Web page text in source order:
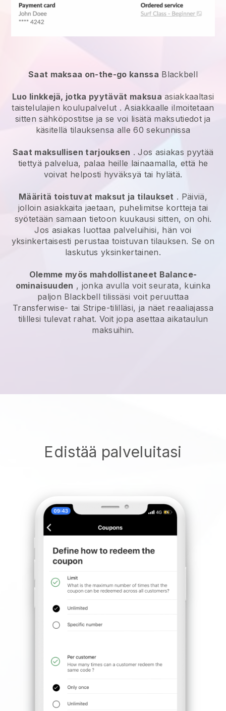
Saat maksaa on-the-go kanssa Blackbell
Luo linkkejä, jotka pyytävät maksua asiakkaaltasi
taistelulajien koulupalvelut . Asiakkaalle ilmoitetaan
sitten sähköpostitse ja se voi lisätä maksutiedot ja
käsitellä tilauksensa alle 60 sekunnissa
Saat maksullisen tarjouksen . Jos asiakas pyytää
tiettyä palvelua, palaa heille lainaamalla, että he
voivat helposti hyväksyä tai hylätä.
Määritä toistuvat maksut ja tilaukset . Päiviä,
jolloin asiakkaita jaetaan, puhelimitse kortteja tai
syötetään samaan tietoon kuukausi sitten, on ohi.
Jos asiakas luottaa palveluihisi, hän voi
yksinkertaisesti perustaa toistuvan tilauksen. Se on
laskutus yksinkertainen.
Olemme myös mahdollistaneet Balance-
ominaisuuden , jonka avulla voit seurata, kuinka
paljon Blackbell tilissäsi voit peruuttaa
Transferwise- tai Stripe-tililläsi, ja näet reaaliajassa
tilillesi tulevat rahat. Voit jopa asettaa aikataulun
maksuihin.
Edistää palveluitasi